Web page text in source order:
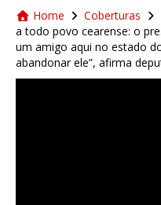
Home Coberturas
a todo povo cearense: o
um amigo aqui no estado
abandonar ele”, afirma